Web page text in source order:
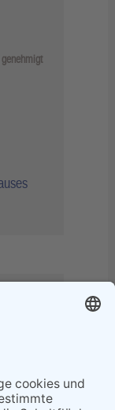
Wege
nicht